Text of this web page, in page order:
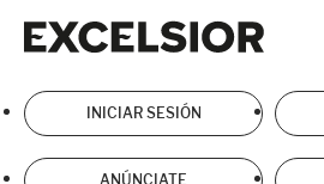
INICIAR SESIÓN
ANÚNCIATE